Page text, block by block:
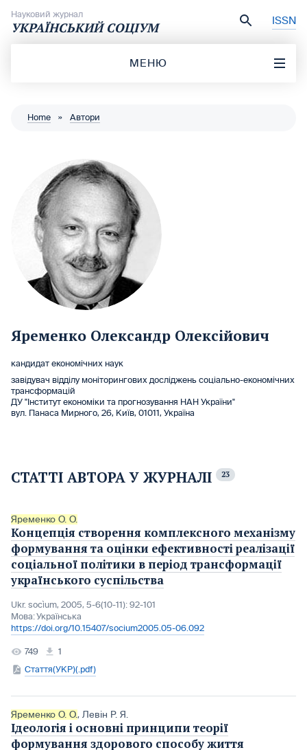
Науковий журнал
УКРАЇНСЬКИЙ СОЦІУМ ISSN
МЕНЮ
Home » Автори
Яременко Олександр Олексійович
кандидат економічних наук
завідувач відділу моніторингових досліджень соціально-економічних
трансформацій
ДУ "Інститут економіки та прогнозування НАН України"
вул. Панаса Мирного, 26, Київ, 01011, Україна
СТАТТІ АВТОРА У ЖУРНАЛІ 23
Яременко О. О.
Концепція створення комплексного механізму
формування та оцінки ефективності реалізації
соціальної політики в період трансформації
українського суспільства
Ukr. socìum, 2005, 5-6(10-11): 92-101
Мова:Українська
https://doi.org/10.15407/socium2005.05-06.092
749
1
Стаття(УКР)(.pdf)
Яременко О. О., Левін Р. Я.
Ідеологія і основні принципи теорії
формування здорового способу життя